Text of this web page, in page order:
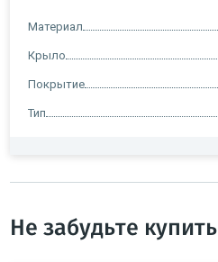
Материал
Крыло
Покрытие
Тип
Не забудьте купить